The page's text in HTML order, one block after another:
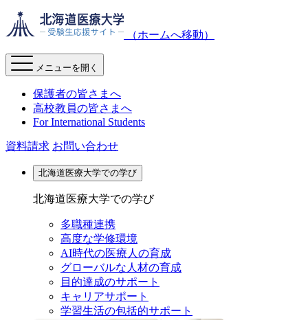
（ホームへ移動）
メニューを開く
保護者の皆さまへ
高校教員の皆さまへ
For International Students
資料請求 お問い合わせ
北海道医療大学での学び
北海道医療大学での学び
多職種連携
高度な学修環境
AI時代の医療人の育成
グローバルな人材の育成
目的達成のサポート
キャリアサポート
学習生活の包括的サポート